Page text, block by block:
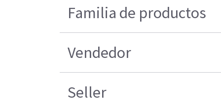
Familia de productos
Vendedor
Seller